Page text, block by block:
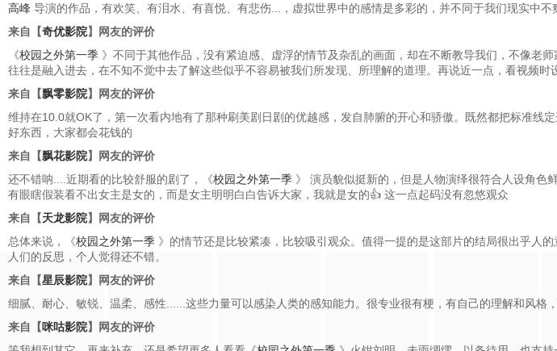
高峰 导演的作品，有欢笑、有泪水、有喜悦、有悲伤...，虚拟世界中的感情是多彩的，并不同于我们现实中
来自【奇优影院】网友的评价
《校园之外第一季 》不同于其他作品，没有紧迫感、虚浮的情节及杂乱的画面，却在不断教导我们，不像老
往往是融入进去，在不知不觉中去了解这些似乎不容易被我们所发现、所理解的道理。再说近一点，看视频时
来自【飘零影院】网友的评价
维持在10.0就OK了，第一次看内地有了那种刷美剧日剧的优越感，发自肺腑的开心和骄傲。既然都把标准
好东西，大家都会花钱的
来自【飘花影院】网友的评价
还不错呐....近期看的比较舒服的剧了，《校园之外第一季 》 演员貌似挺新的，但是人物演绎很符合人设角色
有眼瞎假装看不出女主是女的，而是女主明明白白告诉大家，我就是女的👍 这一点起码没有忽悠观众
来自【天龙影院】网友的评价
总体来说，《校园之外第一季 》的情节还是比较紧凑，比较吸引观众。值得一提的是这部片的结局很出乎人
人们的反思，个人觉得还不错。
来自【星辰影院】网友的评价
细腻、耐心、敏锐、温柔、感性......这些力量可以感染人类的感知能力。很专业很有梗，有自己的理解和风
来自【 咪咕影院】网友的评价